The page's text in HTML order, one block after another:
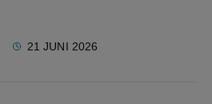
21 JUNI 2026